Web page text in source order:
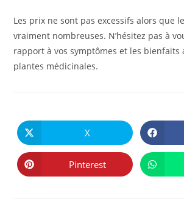
Les prix ne sont pas excessifs alors que
vraiment nombreuses. N’hésitez pas à
rapport à vos symptômes et les bienfaits
plantes médicinales.
CE
CONTENU
Ouvrir
dans
une
autre
fenêtre
X
Ouvrir
dans
Pinterest